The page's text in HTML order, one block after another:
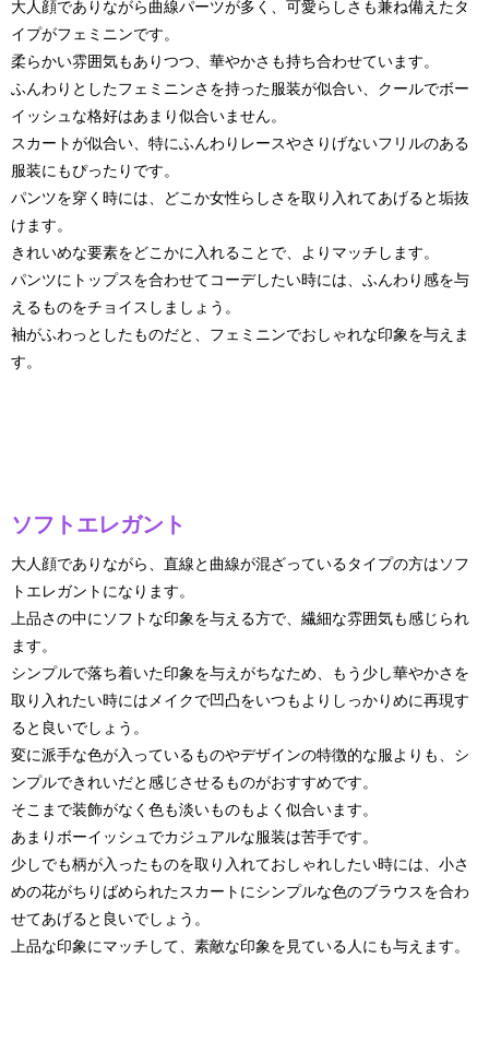
大人顔でありながら曲線パーツが多く、可愛らしさも兼ね備えたタ
イプがフェミニンです。
柔らかい雰囲気もありつつ、華やかさも持ち合わせています。
ふんわりとしたフェミニンさを持った服装が似合い、クールでボー
イッシュな格好はあまり似合いません。
スカートが似合い、特にふんわりレースやさりげないフリルのある
服装にもぴったりです。
パンツを穿く時には、どこか女性らしさを取り入れてあげると垢抜
けます。
きれいめな要素をどこかに入れることで、よりマッチします。
パンツにトップスを合わせてコーデしたい時には、ふんわり感を与
えるものをチョイスしましょう。
袖がふわっとしたものだと、フェミニンでおしゃれな印象を与えま
す。
ソフトエレガント
大人顔でありながら、直線と曲線が混ざっているタイプの方はソフ
トエレガントになります。
上品さの中にソフトな印象を与える方で、繊細な雰囲気も感じられ
ます。
シンプルで落ち着いた印象を与えがちなため、もう少し華やかさを
取り入れたい時にはメイクで凹凸をいつもよりしっかりめに再現す
ると良いでしょう。
変に派手な色が入っているものやデザインの特徴的な服よりも、シ
ンプルできれいだと感じさせるものがおすすめです。
そこまで装飾がなく色も淡いものもよく似合います。
あまりボーイッシュでカジュアルな服装は苦手です。
少しでも柄が入ったものを取り入れておしゃれしたい時には、小さ
めの花がちりばめられたスカートにシンプルな色のブラウスを合わ
せてあげると良いでしょう。
上品な印象にマッチして、素敵な印象を見ている人にも与えます。